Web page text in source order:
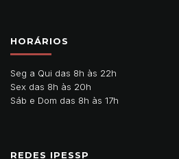
HORÁRIOS
Seg a Qui das 8h às 22h
Sex das 8h às 20h
Sáb e Dom das 8h às 17h
REDES IPESSP